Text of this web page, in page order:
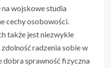
wojskowe studia
cechy osobowości.
także jest niezwykle
radzenia sobie w
dobra sprawność fizyczna